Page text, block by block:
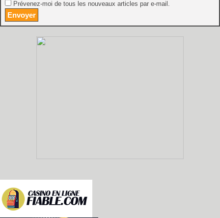
Prévenez-moi de tous les nouveaux articles par e-mail.